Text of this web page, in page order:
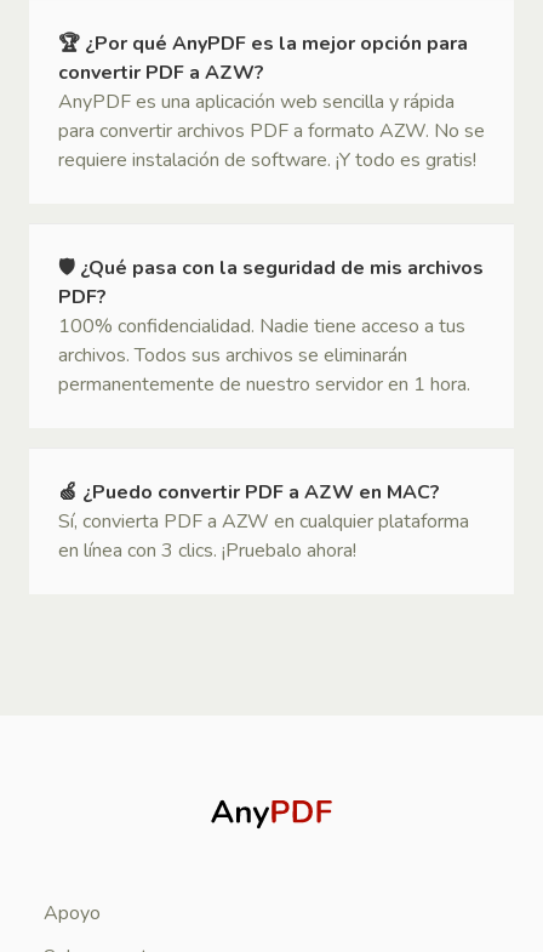
🏆 ¿Por qué AnyPDF es la mejor opción para
convertir PDF a AZW?
AnyPDF es una aplicación web sencilla y rápida
para convertir archivos PDF a formato AZW. No se
requiere instalación de software. ¡Y todo es gratis!
🛡 ¿Qué pasa con la seguridad de mis archivos
PDF?
100% confidencialidad. Nadie tiene acceso a tus
archivos. Todos sus archivos se eliminarán
permanentemente de nuestro servidor en 1 hora.
🍏 ¿Puedo convertir PDF a AZW en MAC?
Sí, convierta PDF a AZW en cualquier plataforma
en línea con 3 clics. ¡Pruebalo ahora!
Apoyo